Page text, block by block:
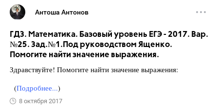
Антоша Антонов
ГДЗ. Математика. Базовый уровень ЕГЭ - 2017. Вар.
№25. Зад.№1.Под руководством Ященко.
Помогите найти значение выражения.
Здравствуйте! Помогите найти значение выражения:
(Подробнее...)
8 октября 2017